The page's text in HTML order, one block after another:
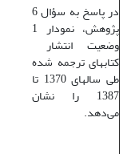
در پاسخ به سؤال 6
پژوهش، نمودار 1
وضعیت انتشار
کتابهای ترجمه شده
طی سالهای 1370 تا
1387 را نشان
می‌دهد.